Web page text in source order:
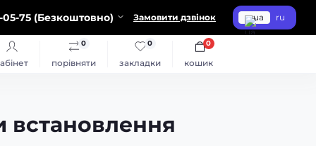
75 (Безкоштовно) Замовити дзвінок ua ru
порівняти
0
закладки
0
кошик
0
встановлення